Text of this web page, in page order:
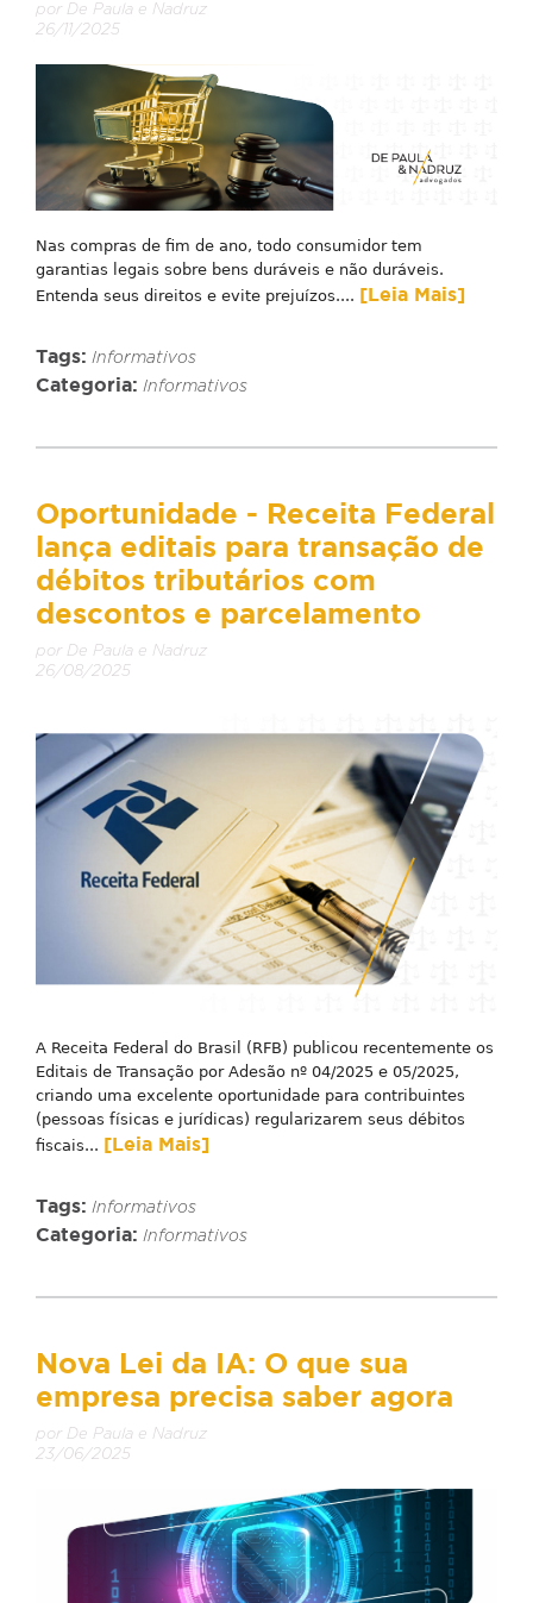
por De Paula e Nadruz
26/11/2025
Nas compras de fim de ano, todo consumidor tem
garantias legais sobre bens duráveis e não duráveis.
Entenda seus direitos e evite prejuízos.... [Leia Mais]
Tags: Informativos
Categoria: Informativos
Oportunidade - Receita Federal
lança editais para transação de
débitos tributários com
descontos e parcelamento
por De Paula e Nadruz
26/08/2025
A Receita Federal do Brasil (RFB) publicou recentemente os
Editais de Transação por Adesão nº 04/2025 e 05/2025,
criando uma excelente oportunidade para contribuintes
(pessoas físicas e jurídicas) regularizarem seus débitos
fiscais... [Leia Mais]
Tags: Informativos
Categoria: Informativos
Nova Lei da IA: O que sua
empresa precisa saber agora
por De Paula e Nadruz
23/06/2025